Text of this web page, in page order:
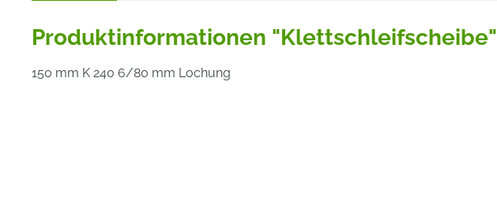
Produktinformationen "Klettschleifscheibe"
150 mm K 240 6/80 mm Lochung